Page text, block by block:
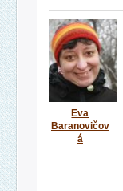
Eva
Baranovičov
á